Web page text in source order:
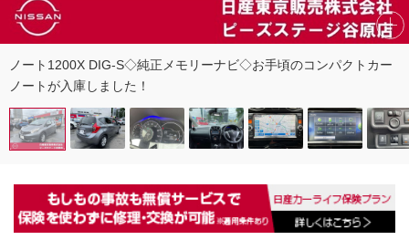
ノート1200X DIG-S◇純正メモリーナビ◇お手頃のコンパクトカー
ノートが入庫しました！